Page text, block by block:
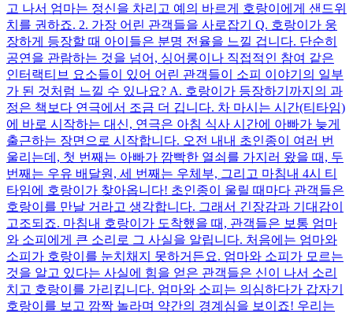
고 나서 엄마는 정신을 차리고 예의 바르게 호랑이에게 샌드위
치를 권하죠. 2. 가장 어린 관객들을 사로잡기 Q. 호랑이가 웅
장하게 등장할 때 아이들은 분명 전율을 느낄 겁니다. 단순히
공연을 관람하는 것을 넘어, 싱어롱이나 직접적인 참여 같은
인터랙티브 요소들이 있어 어린 관객들이 소피 이야기의 일부
가 된 것처럼 느낄 수 있나요? A. 호랑이가 등장하기까지의 과
정은 책보다 연극에서 조금 더 깁니다. 차 마시는 시간(티타임)
에 바로 시작하는 대신, 연극은 아침 식사 시간에 아빠가 늦게
출근하는 장면으로 시작합니다. 오전 내내 초인종이 여러 번
울리는데, 첫 번째는 아빠가 깜빡한 열쇠를 가지러 왔을 때, 두
번째는 우유 배달원, 세 번째는 우체부, 그리고 마침내 4시 티
타임에 호랑이가 찾아옵니다! 초인종이 울릴 때마다 관객들은
호랑이를 만날 거라고 생각합니다. 그래서 긴장감과 기대감이
고조되죠. 마침내 호랑이가 도착했을 때, 관객들은 보통 엄마
와 소피에게 큰 소리로 그 사실을 알립니다. 처음에는 엄마와
소피가 호랑이를 눈치채지 못하거든요. 엄마와 소피가 모르는
것을 알고 있다는 사실에 힘을 얻은 관객들은 신이 나서 소리
치고 호랑이를 가리킵니다. 엄마와 소피는 의심하다가 갑자기
호랑이를 보고 깜짝 놀라며 약간의 경계심을 보이죠! 우리는